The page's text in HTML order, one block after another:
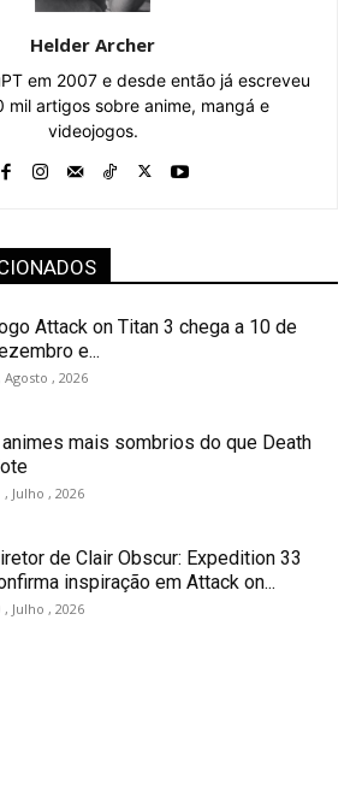
Helder Archer
em 2007 e desde então já escreveu
mil artigos sobre anime, mangá e
videojogos.
Attack on Titan 3 chega a 10 de
e...
Agosto , 2026
animes mais sombrios do que Death
, Julho , 2026
de Clair Obscur: Expedition 33
inspiração em Attack on...
, Julho , 2026